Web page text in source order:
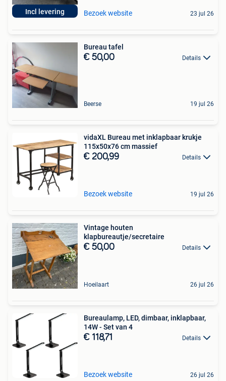
Incl levering Bezoek website 23 jul 26
Bureau tafel
€ 50,00 Details
Beerse 19 jul 26
vidaXL Bureau met inklapbaar krukje
115x50x76 cm massief
€ 200,99 Details
Bezoek website 19 jul 26
Vintage houten
klapbureautje/secretaire
€ 50,00 Details
Hoeilaart 26 jul 26
Bureaulamp, LED, dimbaar, inklapbaar,
14W - Set van 4
€ 118,71 Details
Bezoek website 26 jul 26